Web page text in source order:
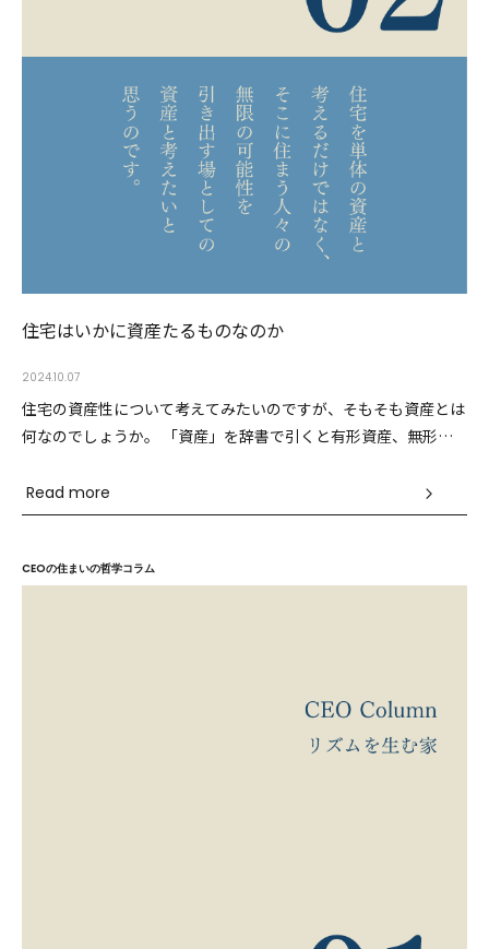
Contact
カタログを請求する
Official Instagram
住宅はいかに資産たるものなのか
2024.10.07
住宅の資産性について考えてみたいのですが、そもそも資産とは
何なのでしょうか。 「資産」を辞書で引くと有形資産、無形資
Read more
CEOの住まいの哲学コラム